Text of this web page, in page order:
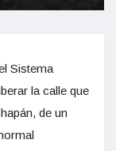
Sistema
la calle que
de un